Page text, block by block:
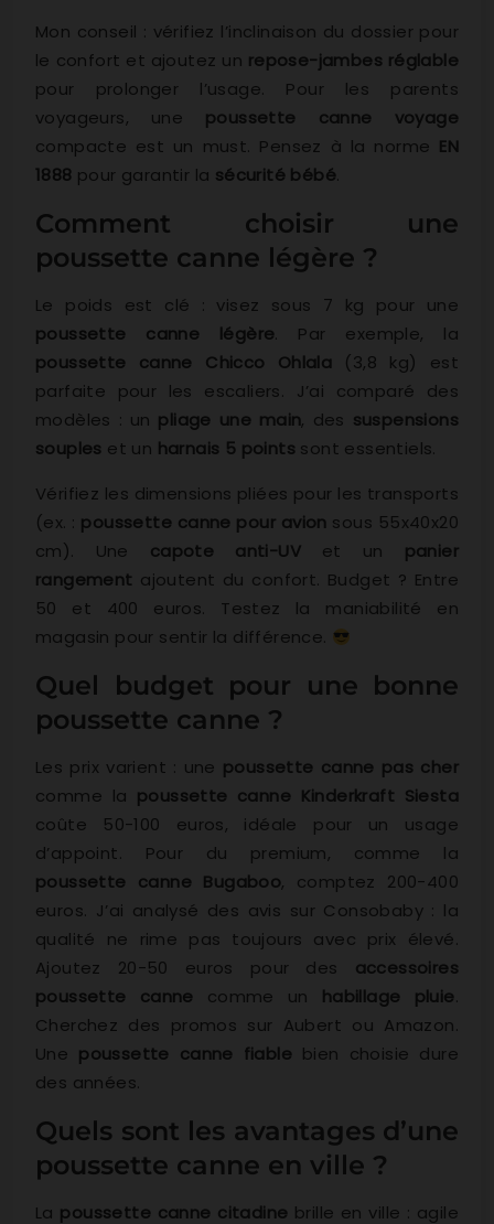
Mon conseil : vérifiez l’inclinaison du dossier pour
le confort et ajoutez un repose-jambes réglable
pour prolonger l’usage. Pour les parents
voyageurs, une poussette canne voyage
compacte est un must. Pensez à la norme EN
1888 pour garantir la sécurité bébé.
Comment choisir une
poussette canne légère ?
Le poids est clé : visez sous 7 kg pour une
poussette canne légère. Par exemple, la
poussette canne Chicco Ohlala (3,8 kg) est
parfaite pour les escaliers. J’ai comparé des
modèles : un pliage une main, des suspensions
souples et un harnais 5 points sont essentiels.
Vérifiez les dimensions pliées pour les transports
(ex. : poussette canne pour avion sous 55x40x20
cm). Une capote anti-UV et un panier
rangement ajoutent du confort. Budget ? Entre
50 et 400 euros. Testez la maniabilité en
magasin pour sentir la différence.
Quel budget pour une bonne
poussette canne ?
Les prix varient : une poussette canne pas cher
comme la poussette canne Kinderkraft Siesta
coûte 50-100 euros, idéale pour un usage
d’appoint. Pour du premium, comme la
poussette canne Bugaboo, comptez 200-400
euros. J’ai analysé des avis sur Consobaby : la
qualité ne rime pas toujours avec prix élevé.
Ajoutez 20-50 euros pour des accessoires
poussette canne comme un habillage pluie.
Cherchez des promos sur Aubert ou Amazon.
Une poussette canne fiable bien choisie dure
des années.
Quels sont les avantages d’une
poussette canne en ville ?
La poussette canne citadine brille en ville : agile